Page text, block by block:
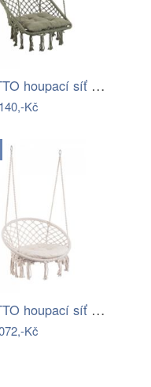
BIZZOTTO houpací síť JAVIER zelená…
Kč
BIZZOTTO houpací síť JAVIER bílá 80x130…
Kč